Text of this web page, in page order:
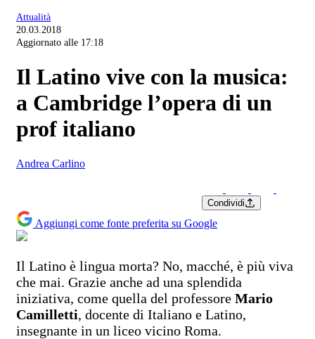
Attualità
20.03.2018
Aggiornato alle 17:18
Il Latino vive con la musica:
a Cambridge l’opera di un
prof italiano
Andrea Carlino
Condividi
Aggiungi come fonte preferita su Google
Il Latino è lingua morta? No, macché, è più viva
che mai. Grazie anche ad una splendida
iniziativa, come quella del professore Mario
Camilletti, docente di Italiano e Latino,
insegnante in un liceo vicino Roma.